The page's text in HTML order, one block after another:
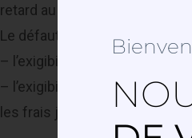
retard au taux de 1,5 % par
Le défaut de paiement de nos
– l’exigibilité immédiate de
– l’exigibilité, à titre de
les frais judiciaires éventuels.